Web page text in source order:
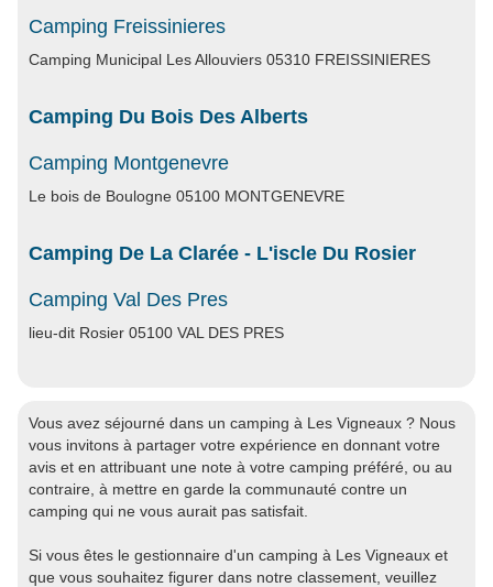
Camping Freissinieres
Camping Municipal Les Allouviers 05310 FREISSINIERES
Camping Du Bois Des Alberts
Camping Montgenevre
Le bois de Boulogne 05100 MONTGENEVRE
Camping De La Clarée - L'iscle Du Rosier
Camping Val Des Pres
lieu-dit Rosier 05100 VAL DES PRES
Vous avez séjourné dans un camping à Les Vigneaux ? Nous
vous invitons à partager votre expérience en donnant votre
avis et en attribuant une note à votre camping préféré, ou au
contraire, à mettre en garde la communauté contre un
camping qui ne vous aurait pas satisfait.
Si vous êtes le gestionnaire d'un camping à Les Vigneaux et
que vous souhaitez figurer dans notre classement, veuillez